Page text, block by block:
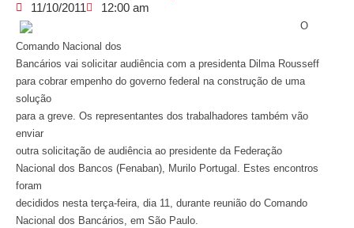
11/10/2011 12:00 am
O
Comando Nacional dos
Bancários vai solicitar audiência com a presidenta Dilma Rousseff
para cobrar empenho do governo federal na construção de uma
solução
para a greve. Os representantes dos trabalhadores também vão
enviar
outra solicitação de audiência ao presidente da Federação
Nacional dos Bancos (Fenaban), Murilo Portugal. Estes encontros
foram
decididos nesta terça-feira, dia 11, durante reunião do Comando
Nacional dos Bancários, em São Paulo.